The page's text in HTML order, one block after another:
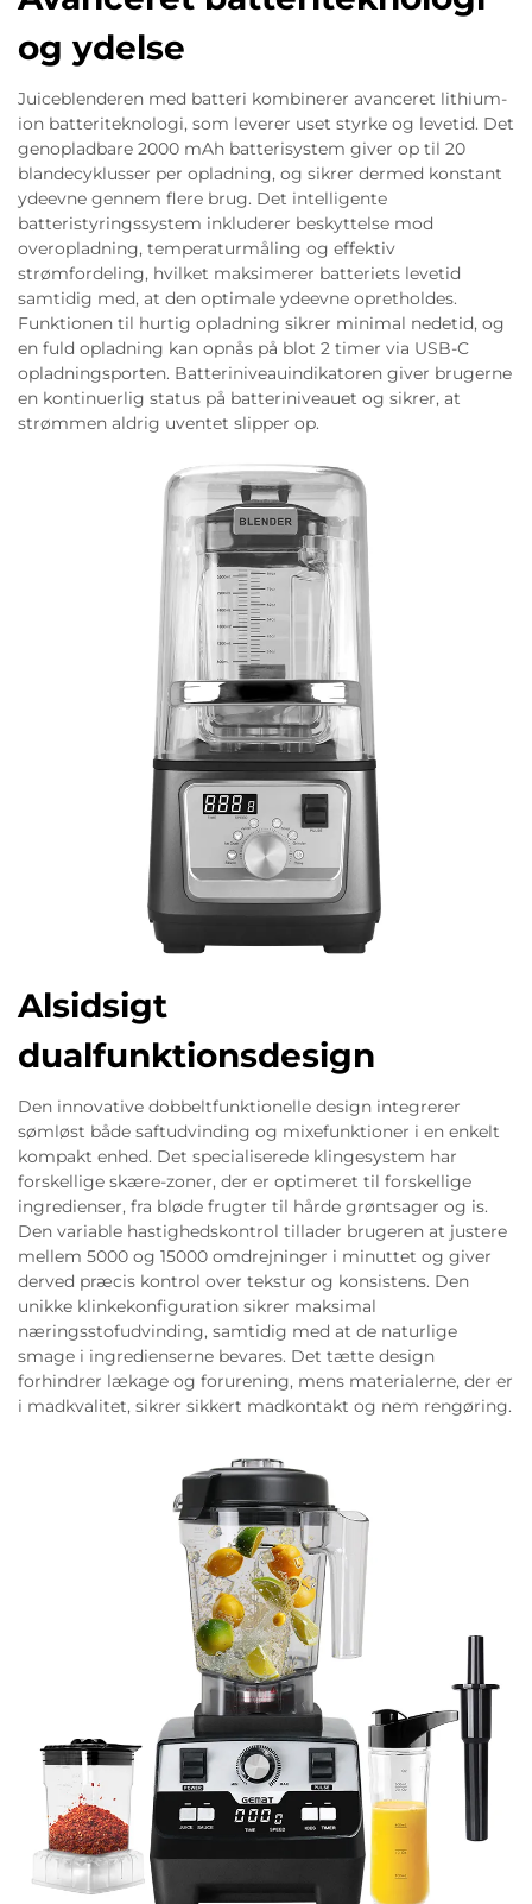
og ydelse
Juiceblenderen med batteri kombinerer avanceret lithium-
ion batteriteknologi, som leverer uset styrke og levetid. Det
genopladbare 2000 mAh batterisystem giver op til 20
blandecyklusser per opladning, og sikrer dermed konstant
ydeevne gennem flere brug. Det intelligente
batteristyringssystem inkluderer beskyttelse mod
overopladning, temperaturmåling og effektiv
strømfordeling, hvilket maksimerer batteriets levetid
samtidig med, at den optimale ydeevne opretholdes.
Funktionen til hurtig opladning sikrer minimal nedetid, og
en fuld opladning kan opnås på blot 2 timer via USB-C
opladningsporten. Batteriniveauindikatoren giver brugerne
en kontinuerlig status på batteriniveauet og sikrer, at
strømmen aldrig uventet slipper op.
Alsidsigt
dualfunktionsdesign
Den innovative dobbeltfunktionelle design integrerer
sømløst både saftudvinding og mixefunktioner i en enkelt
kompakt enhed. Det specialiserede klingesystem har
forskellige skære-zoner, der er optimeret til forskellige
ingredienser, fra bløde frugter til hårde grøntsager og is.
Den variable hastighedskontrol tillader brugeren at justere
mellem 5000 og 15000 omdrejninger i minuttet og giver
derved præcis kontrol over tekstur og konsistens. Den
unikke klinkekonfiguration sikrer maksimal
næringsstofudvinding, samtidig med at de naturlige
smage i ingredienserne bevares. Det tætte design
forhindrer lækage og forurening, mens materialerne, der er
i madkvalitet, sikrer sikkert madkontakt og nem rengøring.